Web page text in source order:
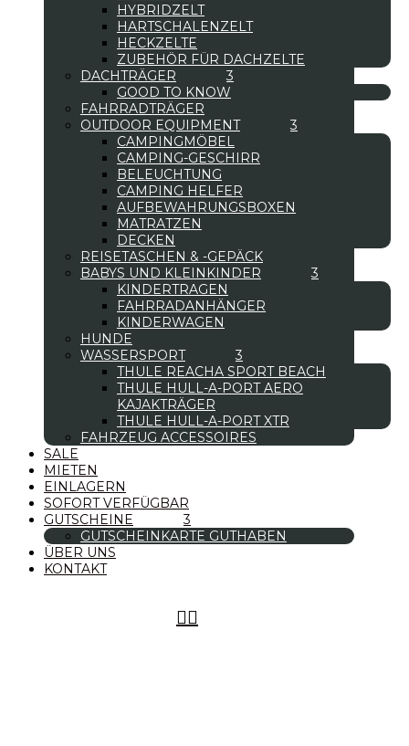
HYBRIDZELT
HARTSCHALENZELT
HECKZELTE
ZUBEHÖR FÜR DACHZELTE
DACHTRÄGER
GOOD TO KNOW
FAHRRADTRÄGER
OUTDOOR EQUIPMENT
CAMPINGMÖBEL
CAMPING-GESCHIRR
BELEUCHTUNG
CAMPING HELFER
AUFBEWAHRUNGSBOXEN
MATRATZEN
DECKEN
REISETASCHEN & -GEPÄCK
BABYS UND KLEINKINDER
KINDERTRAGEN
FAHRRADANHÄNGER
KINDERWAGEN
HUNDE
WASSERSPORT
THULE REACHA SPORT BEACH
THULE HULL-A-PORT AERO
KAJAKTRÄGER
THULE HULL-A-PORT XTR
FAHRZEUG ACCESSOIRES
SALE
MIETEN
EINLAGERN
SOFORT VERFÜGBAR
GUTSCHEINE
GUTSCHEINKARTE GUTHABEN
ÜBER UNS
KONTAKT
